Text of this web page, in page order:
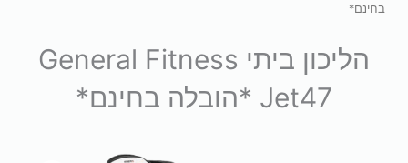
בחינם*
הליכון ביתי General Fitness
Jet47 *הובלה בחינם*